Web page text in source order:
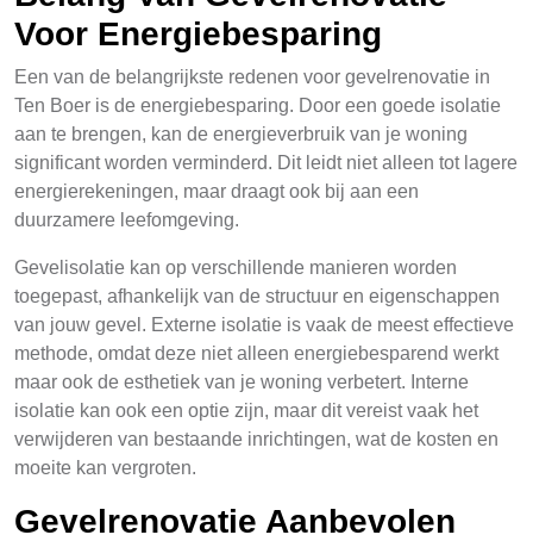
Voor Energiebesparing
Een van de belangrijkste redenen voor gevelrenovatie in
Ten Boer is de energiebesparing. Door een goede isolatie
aan te brengen, kan de energieverbruik van je woning
significant worden verminderd. Dit leidt niet alleen tot lagere
energierekeningen, maar draagt ook bij aan een
duurzamere leefomgeving.
Gevelisolatie kan op verschillende manieren worden
toegepast, afhankelijk van de structuur en eigenschappen
van jouw gevel. Externe isolatie is vaak de meest effectieve
methode, omdat deze niet alleen energiebesparend werkt
maar ook de esthetiek van je woning verbetert. Interne
isolatie kan ook een optie zijn, maar dit vereist vaak het
verwijderen van bestaande inrichtingen, wat de kosten en
moeite kan vergroten.
Gevelrenovatie Aanbevolen